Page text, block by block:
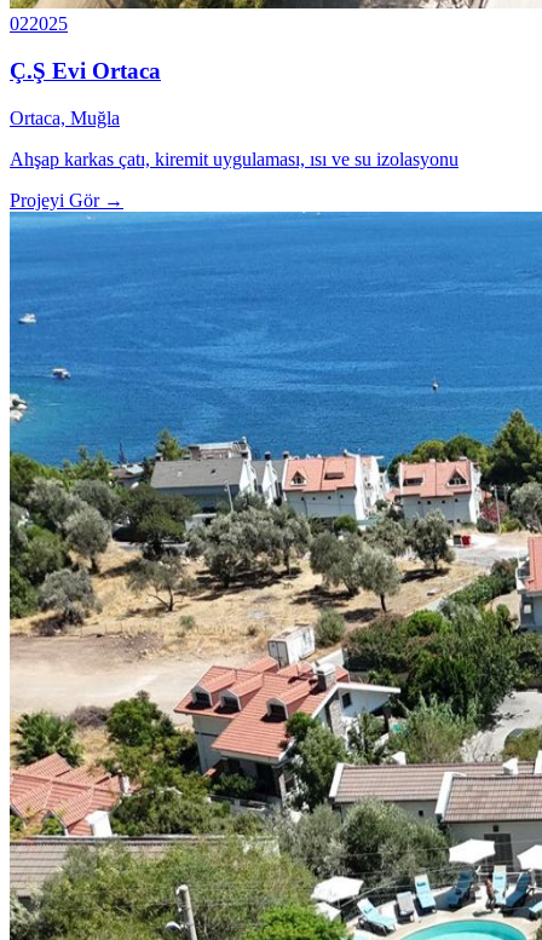
022025
Ç.Ş Evi Ortaca
Ortaca, Muğla
Ahşap karkas çatı, kiremit uygulaması, ısı ve su izolasyonu
Projeyi Gör →